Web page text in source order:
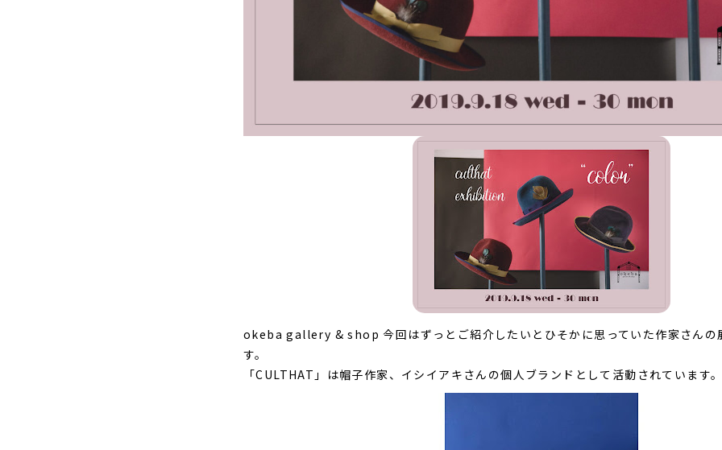
okeba gallery & shop 今回はずっとご紹介したいとひそかに思っていた作家さんの
す。
「CULTHAT」は帽子作家、イシイアキさんの個人ブランドとして活動されています。